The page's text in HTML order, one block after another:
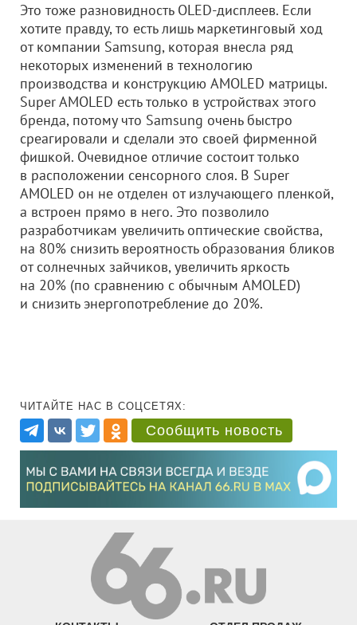
Это тоже разновидность OLED-дисплеев. Если
хотите правду, то есть лишь маркетинговый ход
от компании Samsung, которая внесла ряд
некоторых изменений в технологию
производства и конструкцию AMOLED матрицы.
Super AMOLED есть только в устройствах этого
бренда, потому что Samsung очень быстро
среагировали и сделали это своей фирменной
фишкой. Очевидное отличие состоит только
в расположении сенсорного слоя. В Super
AMOLED он не отделен от излучающего пленкой,
а встроен прямо в него. Это позволило
разработчикам увеличить оптические свойства,
на 80% снизить вероятность образования бликов
от солнечных зайчиков, увеличить яркость
на 20% (по сравнению с обычным AMOLED)
и снизить энергопотребление до 20%.
ЧИТАЙТЕ НАС В СОЦСЕТЯХ:
Сообщить новость